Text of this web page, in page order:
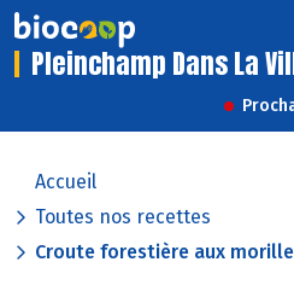
Pleinchamp Dans La
Accueil
Toutes nos recettes
Croute forestière aux